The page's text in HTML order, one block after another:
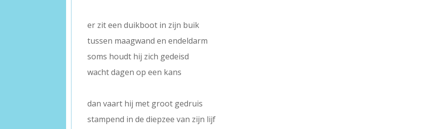
er zit een duikboot in zijn buik
tussen maagwand en endeldarm
soms houdt hij zich gedeisd
wacht dagen op een kans
dan vaart hij met groot gedruis
stampend in de diepzee van zijn lijf